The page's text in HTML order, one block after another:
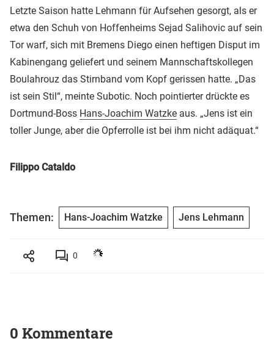
Letzte Saison hatte Lehmann für Aufsehen gesorgt, als er
etwa den Schuh von Hoffenheims Sejad Salihovic auf sein
Tor warf, sich mit Bremens Diego einen heftigen Disput im
Kabinengang geliefert und seinem Mannschaftskollegen
Boulahrouz das Stirnband vom Kopf gerissen hatte. „Das
ist sein Stil“, meinte Subotic. Noch pointierter drückte es
Dortmund-Boss Hans-Joachim Watzke aus. „Jens ist ein
toller Junge, aber die Opferrolle ist bei ihm nicht adäquat.“
Filippo Cataldo
Themen: Hans-Joachim Watzke Jens Lehmann
0
0 Kommentare